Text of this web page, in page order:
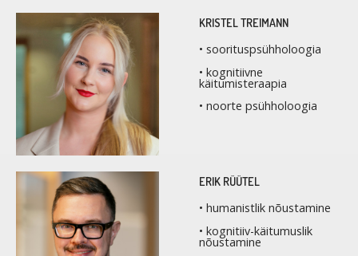
KRISTEL TREIMANN
• soorituspsühholoogia
• kognitiivne
käitumisteraapia
• noorte psühholoogia
ERIK RÜÜTEL
• humanistlik nõustamine
• kognitiiv-käitumuslik
nõustamine